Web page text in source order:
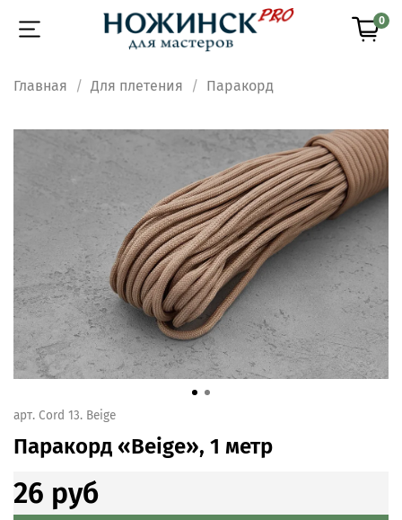
0
Главная Для плетения Паракорд
арт. Cord 13. Beige
Пaракорд «Beige», 1 метр
26 руб